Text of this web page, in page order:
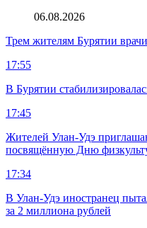
06.08.2026
Трем жителям Бурятии
17:55
В Бурятии
17:45
Жителей Улан-Удэ
посвящённую Дню
17:34
В Улан-Удэ иностранец
за 2 миллиона рублей